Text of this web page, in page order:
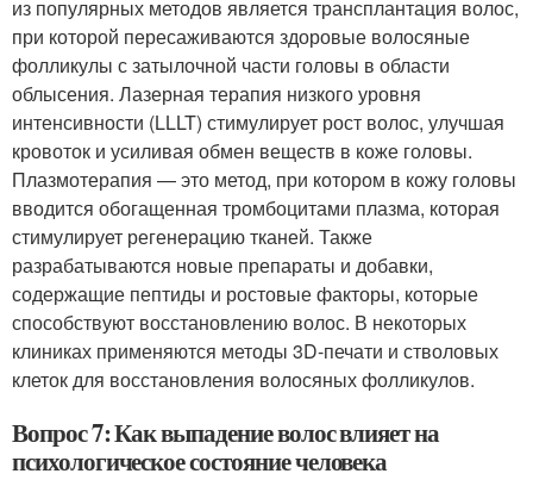
из популярных методов является трансплантация волос,
при которой пересаживаются здоровые волосяные
фолликулы с затылочной части головы в области
облысения. Лазерная терапия низкого уровня
интенсивности (LLLT) стимулирует рост волос, улучшая
кровоток и усиливая обмен веществ в коже головы.
Плазмотерапия — это метод, при котором в кожу головы
вводится обогащенная тромбоцитами плазма, которая
стимулирует регенерацию тканей. Также
разрабатываются новые препараты и добавки,
содержащие пептиды и ростовые факторы, которые
способствуют восстановлению волос. В некоторых
клиниках применяются методы 3D-печати и стволовых
клеток для восстановления волосяных фолликулов.
Вопрос 7: Как выпадение волос влияет на
психологическое состояние человека